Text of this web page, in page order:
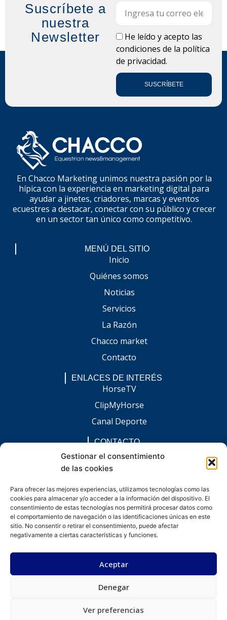
Gestionar el consentimiento
de las cookies
Para ofrecer las mejores experiencias, utilizamos tecnologías como las
cookies para almacenar y/o acceder a la información del dispositivo. El
consentimiento de estas tecnologías nos permitirá procesar datos como
el comportamiento de navegación o las identificaciones únicas en este
sitio. No consentir o retirar el consentimiento, puede afectar
negativamente a ciertas características y funciones.
Aceptar
Denegar
Ver preferencias
Suscríbete a
nuestra
Newsletter
LOPDHe leído y acepto las
condiciones de la política
de privacidad.
SUSCRÍBETE
En Chacco Marketing unimos nuestra pasión por la
hípica con la experiencia en marketing digital para
ayudar a jinetes, criadores, marcas y eventos
ecuestres a destacar, conectar con su público y crecer
en un sector tan único como competitivo.
MENÚ DEL SITIO
Inicio
Quiénes somos
Noticias
Servicios
La Razón
Chacco market
Contacto
ENLACES DE INTERÉS
HorseTV
ClipMyHorse
Canal Deporte
CONTACTO
comunicacion@chaccoinfo.com
Presentes en todo el ámbito nacional
F
a
c
e
b
o
I
n
s
t
a
g
L
i
n
k
e
d
i
n
E
n
v
e
l
o
W
h
a
t
s
© Todos los derechos reservados.
Desarrollado por kitdigital.dev